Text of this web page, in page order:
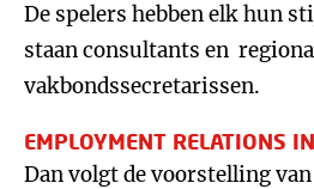
De spelers hebben elk hun
staan consultants en
vakbondssecretarissen.
EMPLOYMENT RELATIONS
Dan volgt de voorstelling